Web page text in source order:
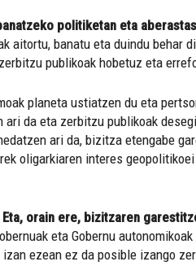
politiketan eta
aitortu, banatu eta duindu behar
publikoak hobetuz eta
planeta ustiatzen du eta
da eta zerbitzu publikoak
ari da, bizitza etengabe
oligarkiaren interes
orain ere, bizitzaren
eta Gobernu
ezean ez da posible izango